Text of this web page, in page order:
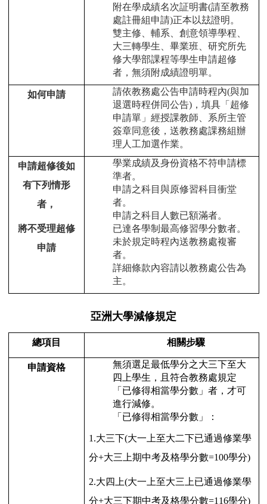
附在學成績名次証明書(請至教務
處註冊組申請)正本以玆證明。
雙主修、輔系、創意領導學程、
大三轉學生、畢業班、研究所先
修大學部課程等學生申請超修
者，無須附成績證明單。
如何申請
請依教務處公告申請時程內(與加
退選時程併同公告)，填具「超修
申請單」經授課教師、系所主管
簽章同意後，送教務處課務組辦
理人工加選作業。
申請超修後如
有下列情形
者，
將不受理超修
申請
學業成績及身份資格不符申請標
準者。
申請之科目與原修習科目衝堂
者。
申請之科目人數已額滿者。
已達各學制最高修習學分數者。
未於規定時程內送教務處複審
者。
詳細條款內容請以教務處公告為
主。
亞洲大學減修規定
總項目 相關步驟
申請資格
無須選足最低學分之大三下至大
四上學生，且符合教務處規定
「已修得相當學分數」者，才可
進行減修。
「已修得相當學分數」：
1.大三下(大一上至大二下已通過修業學
分+大三上期中考及格學分數=100學分)
2.大四上(大一上至大三上已通過修業學
分+大三下期中考及格學分數=116學分)